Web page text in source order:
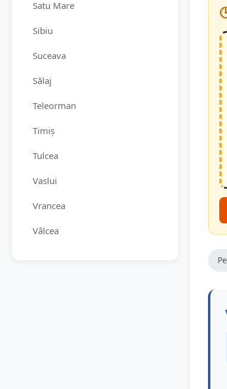
Satu Mare
Sibiu
Suceava
Sălaj
Teleorman
Timiș
Tulcea
Vaslui
Vrancea
Vâlcea